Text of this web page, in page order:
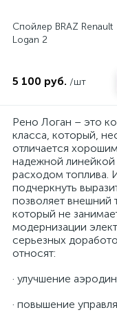
Спойлер BRAZ Renault
Logan 2
5 100 руб. /шт
Рено Логан – это
класса, который,
отличается
надежной
расходом топлива.
подчеркнуть
позволяет внешний
который не
модернизации
серьезных
относят:
· улучшение
· повышение